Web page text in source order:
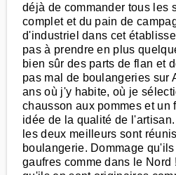
déjà de commander tous les
complet et du pain de
d'industriel dans cet
pas à prendre en plus
bien sûr des parts de flan et
pas mal de boulangeries sur
ans où j'y habite, où je
chausson aux pommes et un
idée de la qualité de
les deux meilleurs sont
boulangerie. Dommage
gaufres comme dans le